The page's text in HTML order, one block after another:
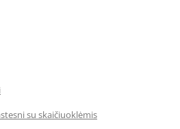
su skaičiuoklėmis